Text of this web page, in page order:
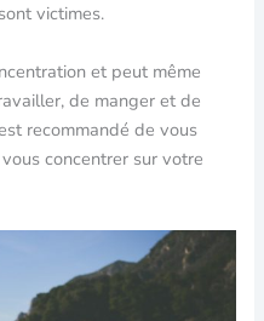
victimes.
et peut même
de manger et de
recommandé de vous
concentrer sur votre